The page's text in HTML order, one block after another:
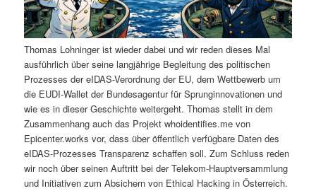
n
h
a
l
t
s
n
I
n
h
a
Thomas Lohninger ist wieder dabei und wir reden dieses Mal
ausführlich über seine langjährige Begleitung des politischen
Prozesses der eIDAS-Verordnung der EU, dem Wettbewerb um
die EUDI-Wallet der Bundesagentur für Sprunginnovationen und
wie es in dieser Geschichte weitergeht. Thomas stellt in dem
Zusammenhang auch das Projekt whoidentifies.me von
Epicenter.works vor, dass über öffentlich verfügbare Daten des
eIDAS-Prozesses Transparenz schaffen soll. Zum Schluss reden
wir noch über seinen Auftritt bei der Telekom-Hauptversammlung
und Initiativen zum Absichern von Ethical Hacking in Österreich.